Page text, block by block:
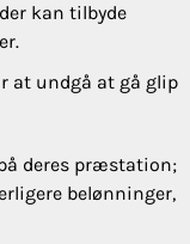
kan tilbyde
at undgå at gå glip
deres præstation;
belønninger,